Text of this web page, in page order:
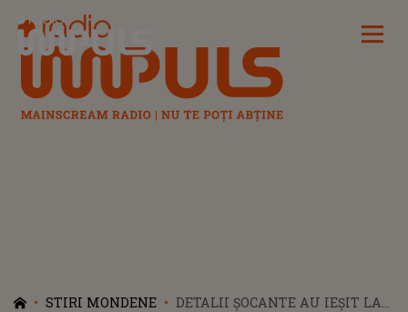
Radio Impuls
STIRI MONDENE
DETALII ȘOCANTE AU IEȘIT LA